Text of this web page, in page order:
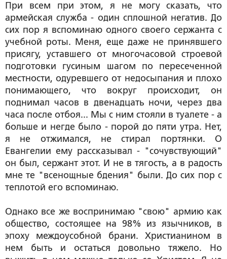
При всем при этом, я не могу сказать, что
армейская служба - один сплошной негатив. До
сих пор я вспоминаю одного своего сержанта с
учебной роты. Меня, еще даже не принявшего
присягу, уставшего от многочасовой строевой
подготовки гусиным шагом по пересеченной
местности, одуревшего от недосыпания и плохо
понимающего, что вокруг происходит, он
поднимал часов в двенадцать ночи, через два
часа после отбоя... Мы с ним стояли в туалете - а
больше и негде было - порой до пяти утра. Нет,
я не отжимался, не стирал портянки. О
Евангелии ему рассказывал - "сочувствующий"
он был, сержант этот. И не в тягость, а в радость
мне те "всенощные бдения" были. До сих пор с
теплотой его вспоминаю.
Однако все же воспринимаю "свою" армию как
общество, состоящее на 98% из язычников, в
эпоху междоусобной брани. Христианином в
нем быть и остаться довольно тяжело. Но